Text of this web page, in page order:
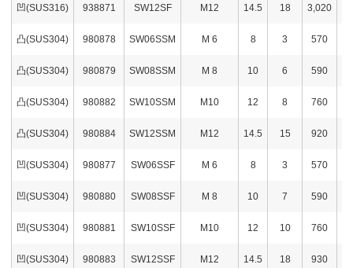
凹(SUS316) 938871 SW12SF M12 14.5 18 3,020
凸(SUS304) 980878 SW06SSM M 6 8 3 570
凸(SUS304) 980879 SW08SSM M 8 10 6 590
凸(SUS304) 980882 SW10SSM M10 12 8 760
凸(SUS304) 980884 SW12SSM M12 14.5 15 920
凹(SUS304) 980877 SW06SSF M 6 8 3 570
凹(SUS304) 980880 SW08SSF M 8 10 7 590
凹(SUS304) 980881 SW10SSF M10 12 10 760
凹(SUS304) 980883 SW12SSF M12 14.5 18 930